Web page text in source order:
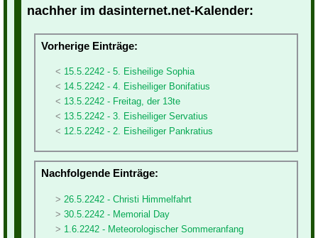
nachher im dasinternet.net-Kalender:
Vorherige Einträge:
15.5.2242 - 5. Eisheilige Sophia
14.5.2242 - 4. Eisheiliger Bonifatius
13.5.2242 - Freitag, der 13te
13.5.2242 - 3. Eisheiliger Servatius
12.5.2242 - 2. Eisheiliger Pankratius
Nachfolgende Einträge:
26.5.2242 - Christi Himmelfahrt
30.5.2242 - Memorial Day
1.6.2242 - Meteorologischer Sommeranfang